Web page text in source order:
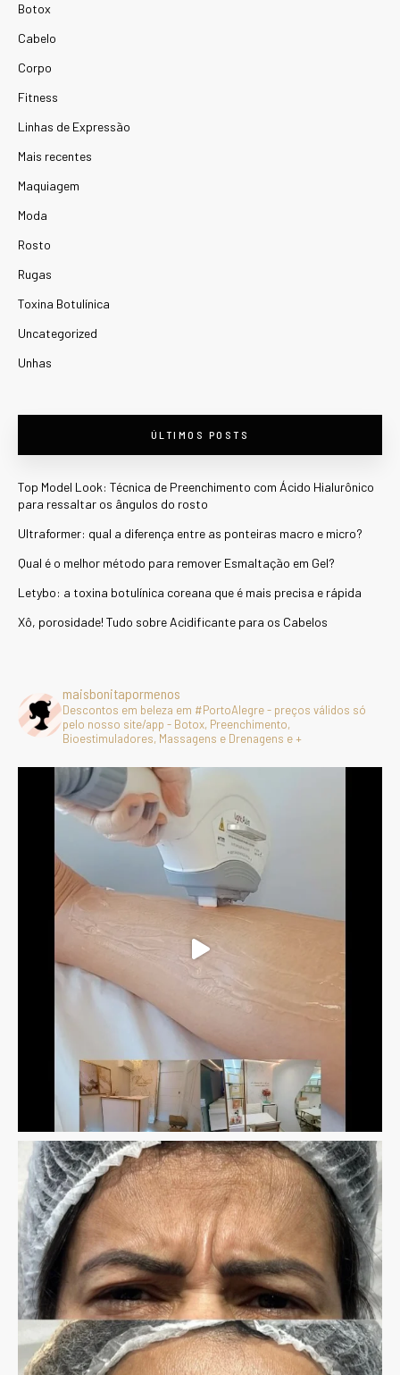
Botox
Cabelo
Corpo
Fitness
Linhas de Expressão
Mais recentes
Maquiagem
Moda
Rosto
Rugas
Toxina Botulínica
Uncategorized
Unhas
ÚLTIMOS POSTS
Top Model Look: Técnica de Preenchimento com Ácido Hialurônico
para ressaltar os ângulos do rosto
Ultraformer: qual a diferença entre as ponteiras macro e micro?
Qual é o melhor método para remover Esmaltação em Gel?
Letybo: a toxina botulínica coreana que é mais precisa e rápida
Xô, porosidade! Tudo sobre Acidificante para os Cabelos
maisbonitapormenos
Descontos em beleza em #PortoAlegre - preços válidos só
pelo nosso site/app - Botox, Preenchimento,
Bioestimuladores, Massagens e Drenagens e +